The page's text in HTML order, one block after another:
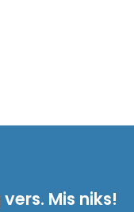
Mis niks!